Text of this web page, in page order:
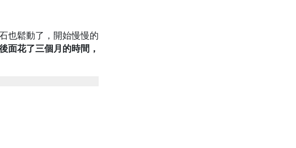
也鬆動了，開始慢慢的
面花了三個月的時間，